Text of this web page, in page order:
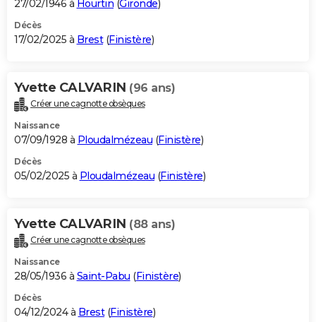
27/02/1946 à Hourtin (Gironde)
Décès
17/02/2025 à Brest(Finistère)
Yvette CALVARIN (96 ans)
Créer une cagnotte obsèques
Naissance
07/09/1928 à Ploudalmézeau (Finistère)
Décès
05/02/2025 à Ploudalmézeau (Finistère)
Yvette CALVARIN (88 ans)
Créer une cagnotte obsèques
Naissance
28/05/1936 à Saint-Pabu (Finistère)
Décès
04/12/2024 à Brest(Finistère)